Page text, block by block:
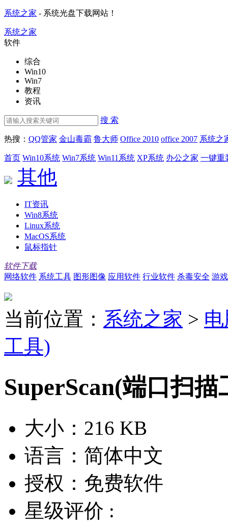
系统之家 - 系统光盘下载网站！
系统之家
软件
综合
Win10
Win7
教程
资讯
搜 索
热搜： QQ管家 金山毒霸 鲁大师 Office 2010 office 2007 系统之
首页 Win10系统 Win7系统 Win11系统 XP系统 办公之家 一键重
其他
IT资讯
Win8系统
Linux系统
MacOS系统
鼠标指针
软件下载
网络软件 系统工具 图形图像 应用软件 行业软件 杀毒安全 游
当前位置： 系统之家 >
工具)
SuperScan(端口扫
大小： 216 KB
语言： 简体中文
授权： 免费软件
星级评价 :